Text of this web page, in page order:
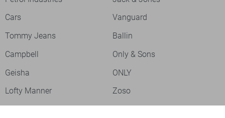
Cars
Vanguard
Tommy Jeans
Ballin
Campbell
Only & Sons
Geisha
ONLY
Lofty Manner
Zoso